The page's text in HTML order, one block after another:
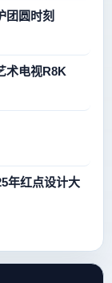
团圆时刻
术电视R8K
年红点设计大